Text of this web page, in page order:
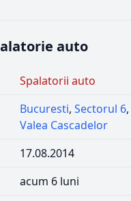
auto
Spalatorii auto
Bucuresti, Sectorul 6,
Valea Cascadelor
17.08.2014
acum 6 luni